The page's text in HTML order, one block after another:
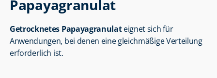
Papayagranulat
Getrocknetes Papayagranulat eignet sich für
Anwendungen, bei denen eine gleichmäßige Verteilung
erforderlich ist.